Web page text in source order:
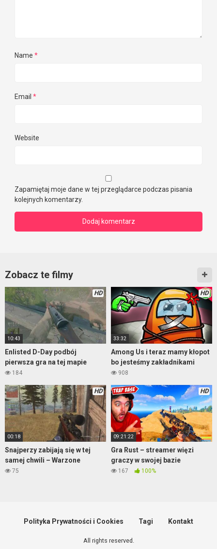
Name *
Email *
Website
Zapamiętaj moje dane w tej przeglądarce podczas pisania
kolejnych komentarzy.
Zobacz te filmy
HD
10:43
Enlisted D-Day podbój
pierwsza gra na tej mapie
184
HD
33:32
Among Us i teraz mamy kłopot
bo jesteśmy zakładnikami
908
HD
00:18
Snajperzy zabijają się w tej
samej chwili – Warzone
75
HD
09:21:22
Gra Rust – streamer więzi
graczy w swojej bazie
167 100%
Polityka Prywatności i Cookies Tagi Kontakt
All rights reserved.